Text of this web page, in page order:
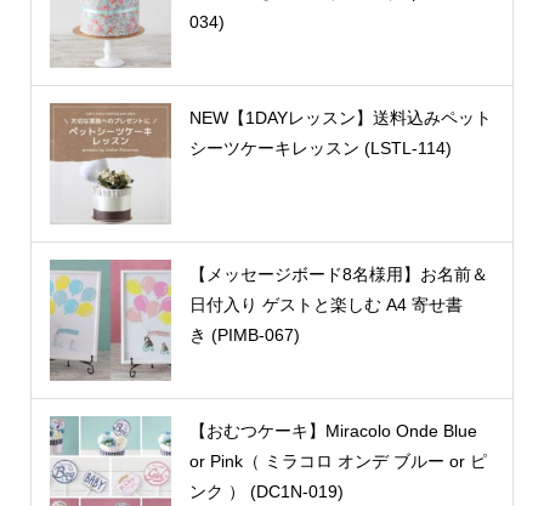
034)
NEW【1DAYレッスン】送料込みペット
シーツケーキレッスン (LSTL-114)
【メッセージボード8名様用】お名前＆
日付入り ゲストと楽しむ A4 寄せ書
き (PIMB-067)
【おむつケーキ】Miracolo Onde Blue
or Pink（ ミラコロ オンデ ブルー or ピ
ンク ） (DC1N-019)